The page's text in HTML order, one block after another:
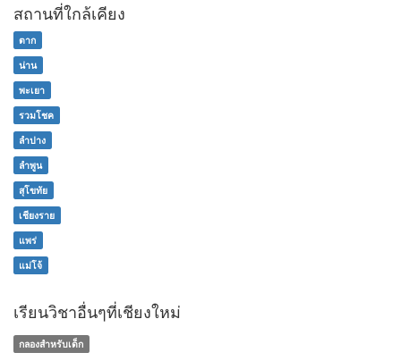
สถานที่ใกล้เคียง
ตาก
น่าน
พะเยา
รวมโชค
ลำปาง
ลำพูน
สุโขทัย
เชียงราย
แพร่
แม่โจ้
เรียนวิชาอื่นๆที่เชียงใหม่
กลองสำหรับเด็ก